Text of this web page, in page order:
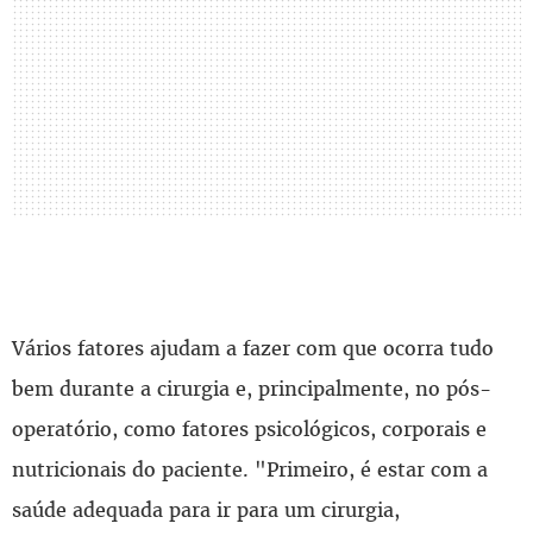
Vários fatores ajudam a fazer com que ocorra tudo
bem durante a cirurgia e, principalmente, no pós-
operatório, como fatores psicológicos, corporais e
nutricionais do paciente. "Primeiro, é estar com a
saúde adequada para ir para um cirurgia,